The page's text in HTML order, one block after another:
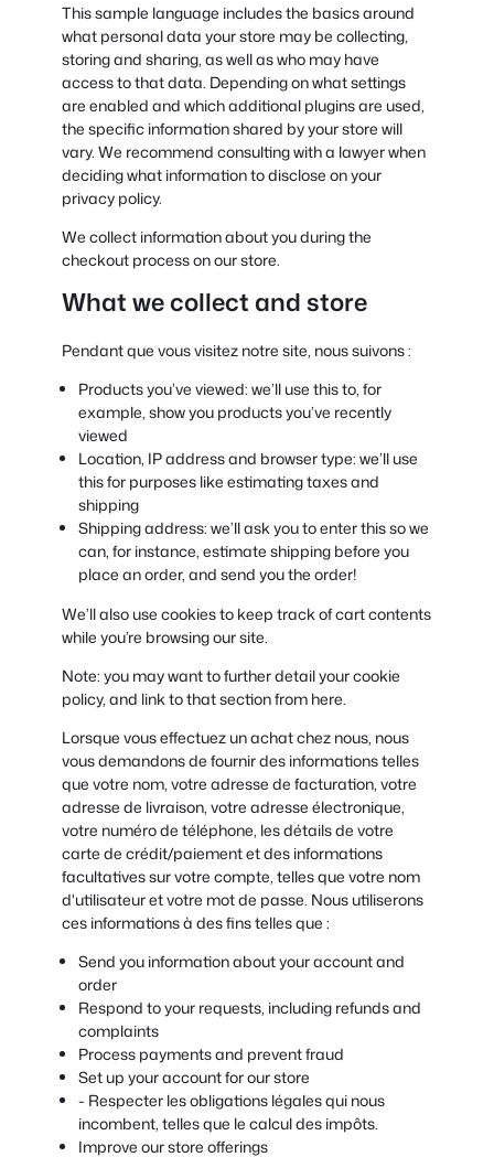
This sample language includes the basics around
what personal data your store may be collecting,
storing and sharing, as well as who may have
access to that data. Depending on what settings
are enabled and which additional plugins are used,
the specific information shared by your store will
vary. We recommend consulting with a lawyer when
deciding what information to disclose on your
privacy policy.
We collect information about you during the
checkout process on our store.
What we collect and store
Pendant que vous visitez notre site, nous suivons :
Products you’ve viewed: we’ll use this to, for
example, show you products you’ve recently
viewed
Location, IP address and browser type: we’ll use
this for purposes like estimating taxes and
shipping
Shipping address: we’ll ask you to enter this so we
can, for instance, estimate shipping before you
place an order, and send you the order!
We’ll also use cookies to keep track of cart contents
while you’re browsing our site.
Note: you may want to further detail your cookie
policy, and link to that section from here.
Lorsque vous effectuez un achat chez nous, nous
vous demandons de fournir des informations telles
que votre nom, votre adresse de facturation, votre
adresse de livraison, votre adresse électronique,
votre numéro de téléphone, les détails de votre
carte de crédit/paiement et des informations
facultatives sur votre compte, telles que votre nom
d'utilisateur et votre mot de passe. Nous utiliserons
ces informations à des fins telles que :
Send you information about your account and
order
Respond to your requests, including refunds and
complaints
Process payments and prevent fraud
Set up your account for our store
- Respecter les obligations légales qui nous
incombent, telles que le calcul des impôts.
Improve our store offerings